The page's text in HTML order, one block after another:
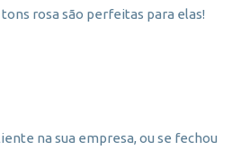
rosa são perfeitas para elas!
na sua empresa, ou se fechou